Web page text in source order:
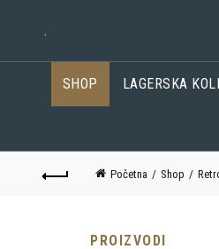
.
SHOP LAGERSKA
Početna Shop
PROIZVODI